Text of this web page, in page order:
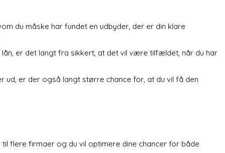
du måske har fundet en udbyder, der er din klare
er det langt fra sikkert, at det vil være tilfældet, når du har
ud, er der også langt større chance for, at du vil få den
flere firmaer og du vil optimere dine chancer for både